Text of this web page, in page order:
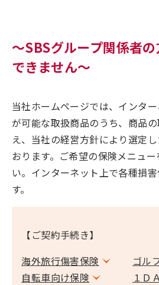
～SBSグループ関係者
できません～
当社ホームページでは、インタ
が可能な取扱商品のうち、商品
え、当社の経営方針により選定
おります。ご希望の保険メニュ
い。インターネット上で各種損
す。
【ご契約手続き】
海外旅行傷害保険
ゴル
自転車向け保険
１Ｄ